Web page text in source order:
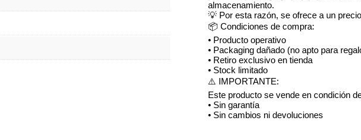
almacenamiento.
💡 Por esta razón, se ofrece a un
📦 Condiciones de compra:
• Producto operativo
• Packaging dañado (no apto para
• Retiro exclusivo en tienda
• Stock limitado
⚠️ IMPORTANTE:
Este producto se vende en condición
• Sin garantía
• Sin cambios ni devoluciones